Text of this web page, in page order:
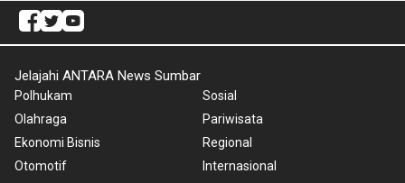
Jelajahi ANTARA News Sumbar
Polhukam
Olahraga
Ekonomi Bisnis
Otomotif
Sosial
Pariwisata
Regional
Internasional